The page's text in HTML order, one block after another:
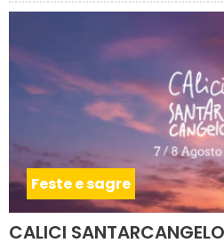
Feste e sagre
CALICI